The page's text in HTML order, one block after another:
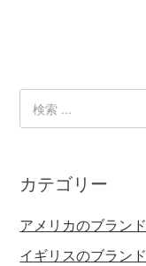
カテゴリー
アメリカのブランド
イギリスのブランド